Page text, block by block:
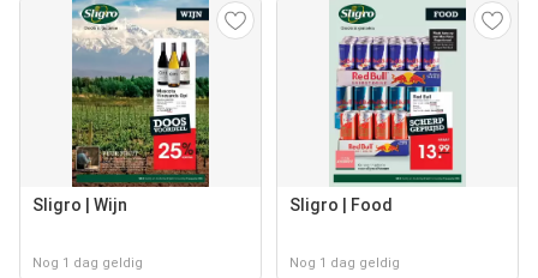
Sligro | Wijn
Nog 1 dag geldig
Sligro | Food
Nog 1 dag geldig